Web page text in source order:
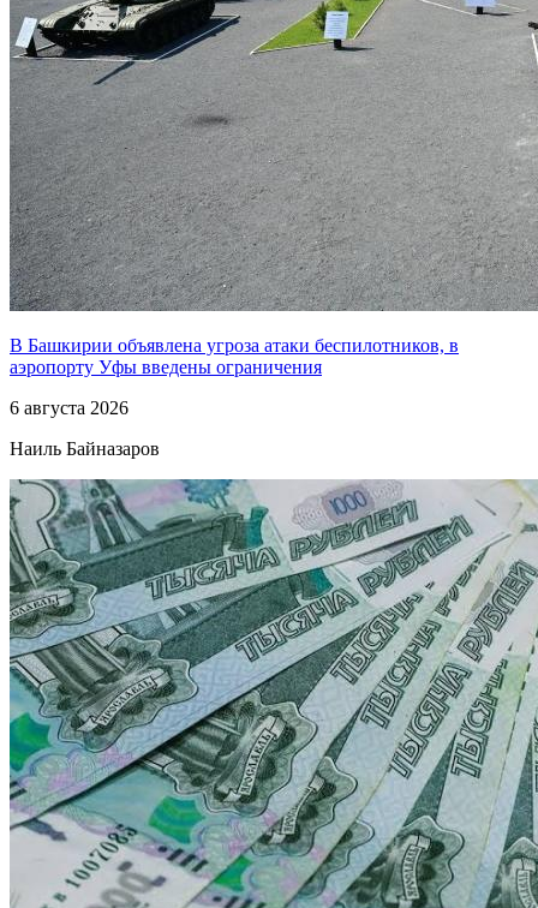
В Башкирии объявлена угроза атаки беспилотников, в
аэропорту Уфы введены ограничения
6 августа 2026
Наиль Байназаров